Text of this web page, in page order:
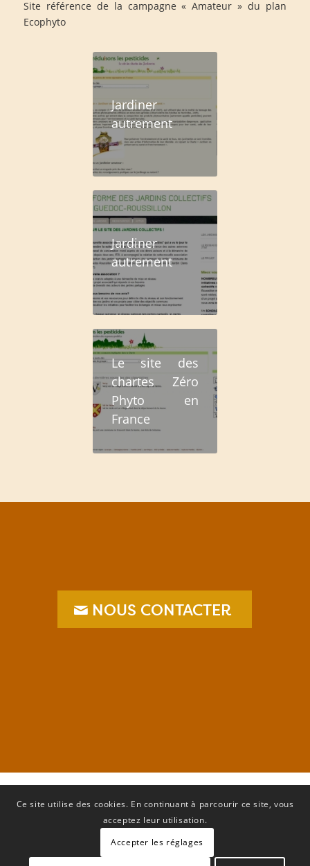
Site référence de la campagne « Amateur » du plan
Ecophyto
Jardiner
autrement
Jardiner
autrement
Le site des
chartes Zéro
Phyto en
France
NOUS CONTACTER
Ce site utilise des cookies. En continuant à parcourir ce site, vous
acceptez leur utilisation.
Accepter les réglages